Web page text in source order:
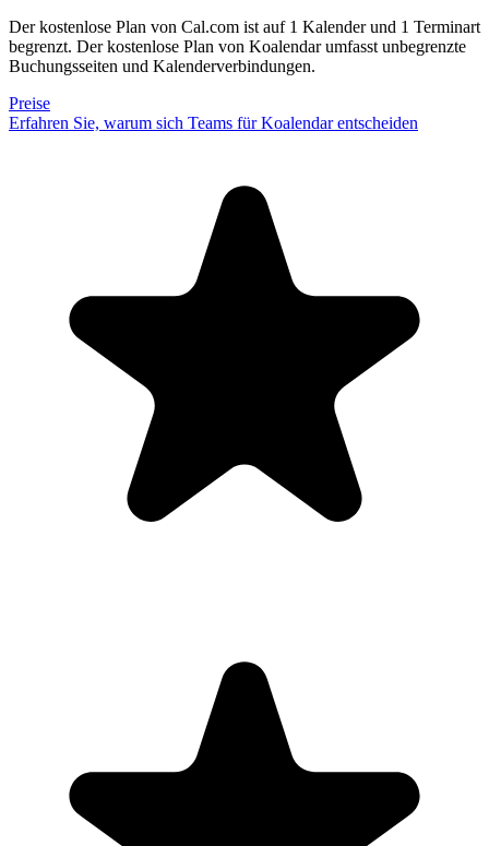
Der kostenlose Plan von Cal.com ist auf 1 Kalender und 1 Terminart
begrenzt. Der kostenlose Plan von Koalendar umfasst unbegrenzte
Buchungsseiten und Kalenderverbindungen.
Preise
Erfahren Sie, warum sich Teams für Koalendar entscheiden